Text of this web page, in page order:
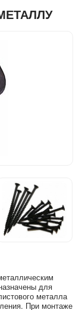
для
металла
При монтаже